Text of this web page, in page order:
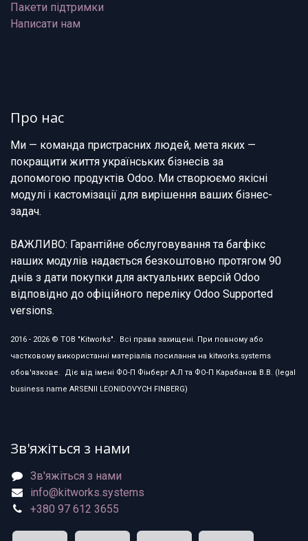
Пакети підтримки
Написати нам
Про нас
Ми — команда пристрасних людей, мета яких —
покращити життя українських бізнесів за
допомогою продуктів Odoo. Ми створюємо якісні
модулі і кастомізації для вирішення ваших бізнес-
задач.
ВАЖЛИВО: Гарантійне обслуговування та багфікс
наших модулів надається безкоштовно протягом 90
днів з дати покупки для актуальних версій Odoo
відповідно до офіційного переліку Odoo Supported
versions.
2016 - 2026 © ТОВ "Kitworks". Всі права захищені. При повному або
частковому використанні матеріалів посилання на kitworks.systems
обов'язкове. Діє від імені ФО-П Фінберг А.Л та ФО-П Карабанов В.В. (legal
business name ARSENII LEONIDOVYCH FINBERG)
Зв'яжіться з нами
Зв'яжіться з нами
info@kitworks.systems
+380 97 612 3655